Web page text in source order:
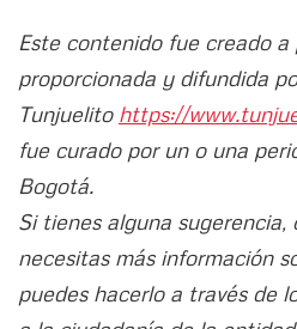
Este contenido fue creado
proporcionada y difundida
Tunjuelito https://
fue curado por un o una
Bogotá.
Si tienes alguna sugerencia,
necesitas más información
puedes hacerlo a través de